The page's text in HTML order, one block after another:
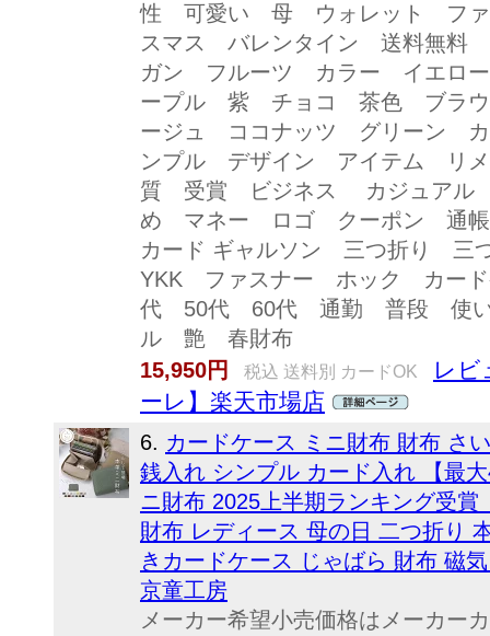
性 可愛い 母 ウォレット フ
スマス バレンタイン 送料無
ガン フルーツ カラー イエ
ープル 紫 チョコ 茶色 ブラ
ージュ ココナッツ グリーン
ンプル デザイン アイテム
質 受賞 ビジネス カジュア
め マネー ロゴ クーポン 通
カード ギャルソン 三つ折り
YKK ファスナー ホック カ
代 50代 60代 通勤 普段 使
ル 艶 春財布
15,950円
税込 送料別 カードOK
レビ
ーレ】楽天市場店
6. カードケース ミニ財布 財布 さ
銭入れ シンプル カード入れ 【最
ニ財布 2025上半期ランキング受
財布 レディース 母の日 二つ折り
きカードケース じゃばら 財布 磁
京童工房
メーカー希望小売価格はメーカー